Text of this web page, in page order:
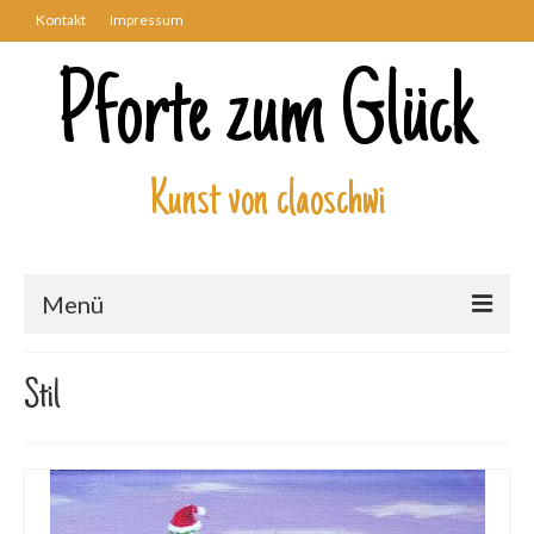
Kontakt Impressum
Pforte zum Glück
Kunst von claoschwi
Menü
Biblisch
Engel und Geflügelte
Stil